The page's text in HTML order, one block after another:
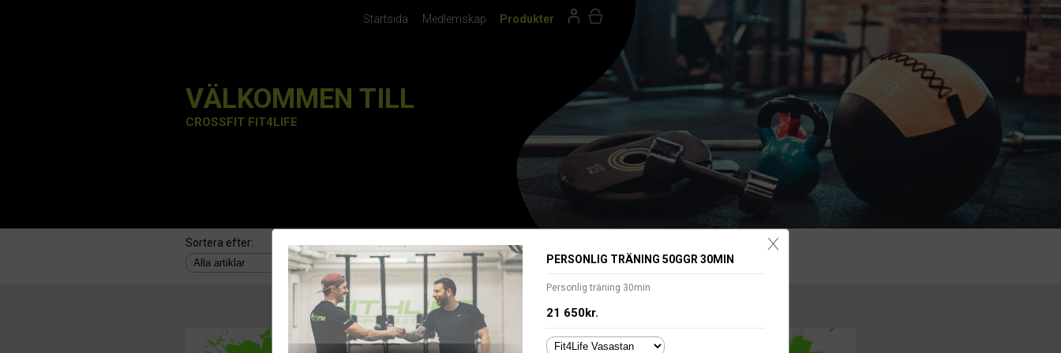
VÄLKOMMEN TILL
CROSSFIT FIT4LIFE
Produkter
Medlemskap
Startsida
Sortera efter: Anläggning Språk/Language X
PERSONLIG TRÄNING 50GGR 30MIN
Personlig träning 30min
21 650kr.